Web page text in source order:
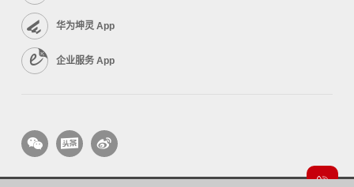
华为坤灵 App
企业服务 App